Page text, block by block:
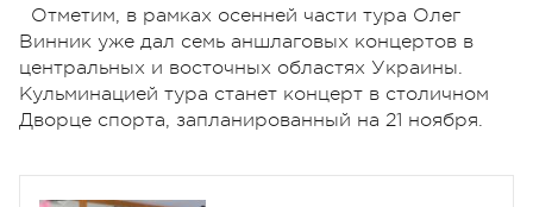
Отметим, в рамках осенней части тура Олег
Винник уже дал семь аншлаговых концертов в
центральных и восточных областях Украины.
Кульминацией тура станет концерт в столичном
Дворце спорта, запланированный на 21 ноября.